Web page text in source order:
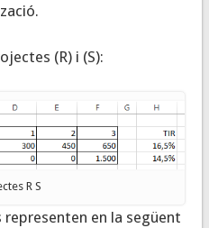
(R) i (S):
R S
representen en la següent